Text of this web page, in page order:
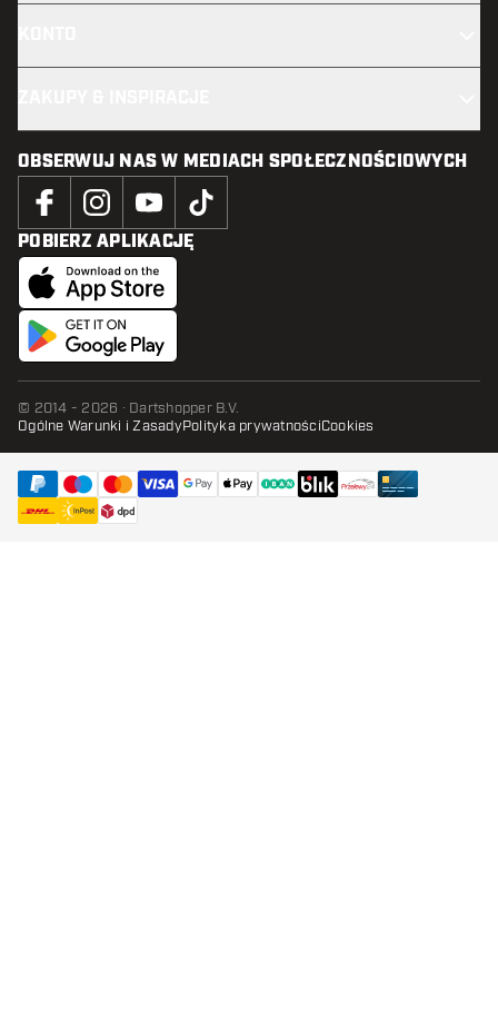
OBSERWUJ NAS W MEDIACH SPOŁECZNOŚCIOWYCH
POBIERZ APLIKACJĘ
© 2014 - 2026 · Dartshopper B.V.
Ogólne Warunki i ZasadyPolityka prywatnościCookies